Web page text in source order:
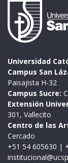
Universidad
Campus San
Paisajista H-32
Campus Sucre:
Extensión
301, Vallecito
Centro de las
Cercado
+51 54 605630 |